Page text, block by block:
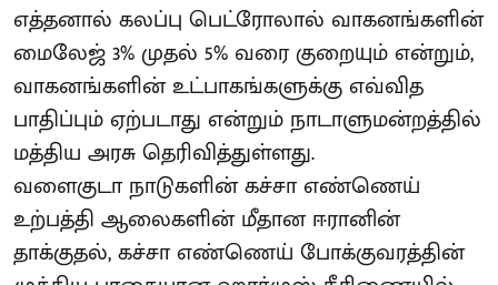
எத்தனால் கலப்பு பெட்ரோலால் வாகனங்களின்
மைலேஜ் 3% முதல் 5% வரை குறையும் என்றும்,
வாகனங்களின் உட்பாகங்களுக்கு எவ்வித
பாதிப்பும் ஏற்படாது என்றும் நாடாளுமன்றத்தில்
மத்திய அரசு தெரிவித்துள்ளது.
வளைகுடா நாடுகளின் கச்சா எண்ணெய்
உற்பத்தி ஆலைகளின் மீதான ஈரானின்
தாக்குதல், கச்சா எண்ணெய் போக்குவரத்தின்